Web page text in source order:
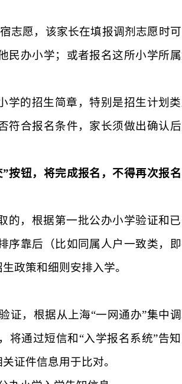
志愿，该家长在填报调剂志愿时
民办小学；或者报名这所小学所
学的招生简章，特别是招生计划
符合报名条件，家长须做出确认
钮，将完成报名，不得再次报名
的，根据第一批公办小学验证和
序靠后（比如同属人户一致类，
政策和细则安排入学。
证，根据从上海“一网通办”集中
将通过短信和“入学报名系统”告
证件信息用于比对。